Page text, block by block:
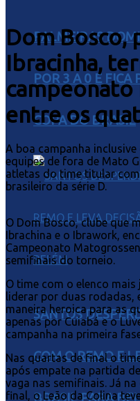
PALMEIRAS
POR 3 A 0 E FICA
COPA DO BRASIL
SANTOS
COM O REMO E
BRASIL PARA
Dom Bosco,
Ibracinha,
campeonato
entre os
A boa campanha
equipes de fora de Mato
atletas do time titular
brasileiro da série D.
O Dom Bosco, clube que
Ibrachina e o Ibrawork,
Campeonato
semifinais do torneio.
O time com o elenco
liderar por duas rodadas,
maneira heroica para as
apenas por Cuiabá e o
campanha na primeira
Nas quartas de final o
após empate na partida
vaga nas semifinais. Já
final, o Leão da Colina